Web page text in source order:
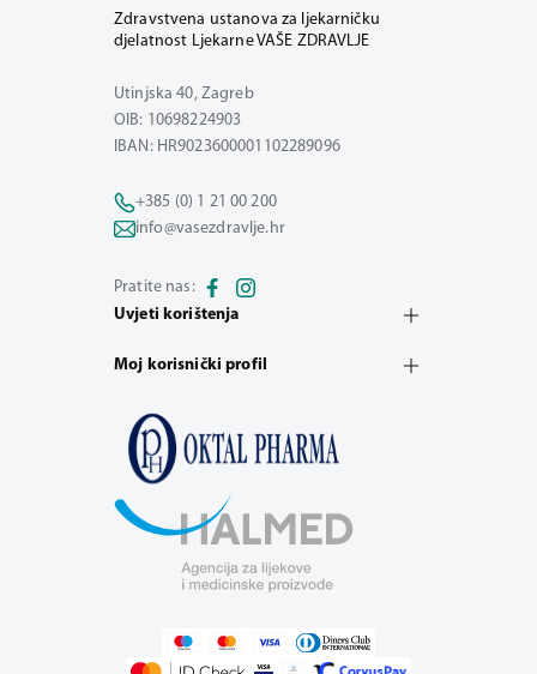
Zdravstvena ustanova za ljekarničku
djelatnost Ljekarne VAŠE ZDRAVLJE
Utinjska 40, Zagreb
OIB: 10698224903
IBAN: HR9023600001102289096
+385 (0) 1 21 00 200
info@vasezdravlje.hr
Pratite nas:
Uvjeti korištenja
Moj korisnički profil